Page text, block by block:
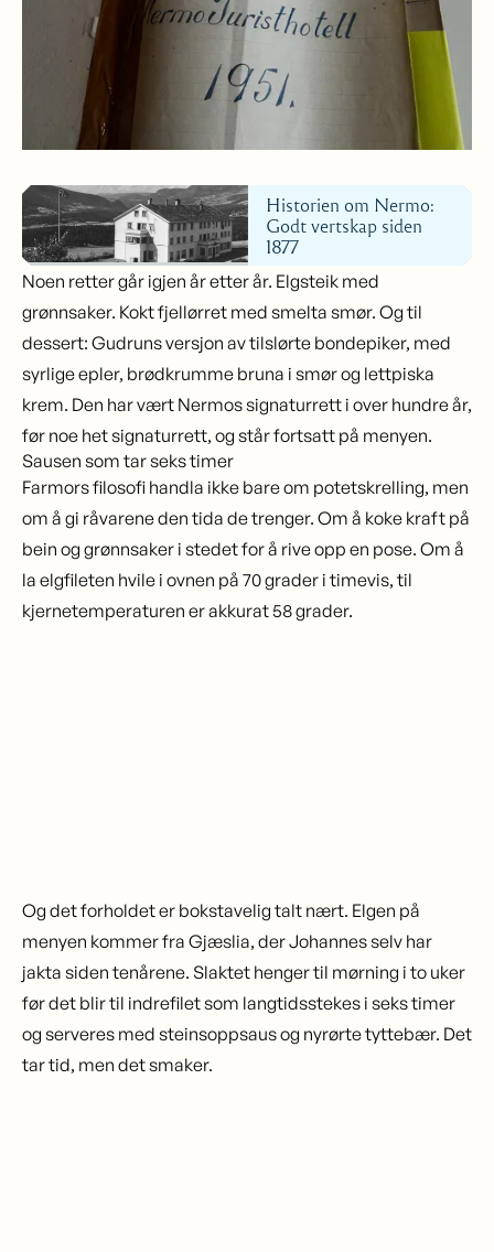
Historien om Nermo:
Godt vertskap siden
1877
Noen retter går igjen år etter år. Elgsteik med
grønnsaker. Kokt fjellørret med smelta smør. Og til
dessert: Gudruns versjon av tilslørte bondepiker, med
syrlige epler, brødkrumme bruna i smør og lettpiska
krem. Den har vært Nermos signaturrett i over hundre år,
før noe het signaturrett, og står fortsatt på menyen.
Sausen som tar seks timer
Farmors filosofi handla ikke bare om potetskrelling, men
om å gi råvarene den tida de trenger. Om å koke kraft på
bein og grønnsaker i stedet for å rive opp en pose. Om å
la elgfileten hvile i ovnen på 70 grader i timevis, til
kjernetemperaturen er akkurat 58 grader.
Og det forholdet er bokstavelig talt nært. Elgen på
menyen kommer fra Gjæslia, der Johannes selv har
jakta siden tenårene. Slaktet henger til mørning i to uker
før det blir til indrefilet som langtidsstekes i seks timer
og serveres med steinsoppsaus og nyrørte tyttebær. Det
tar tid, men det smaker.